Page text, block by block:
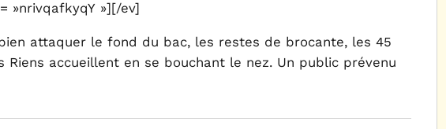
»nrivqafkyqY »][/ev]
attaquer le fond du bac, les restes de brocante, les 45
accueillent en se bouchant le nez. Un public prévenu